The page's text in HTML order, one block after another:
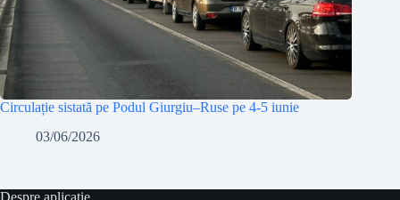
Circulație sistată pe Podul Giurgiu–Ruse pe 4-5 iunie
03/06/2026